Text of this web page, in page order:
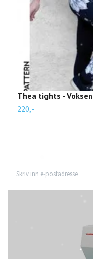
Thea tights - Voksen
220,-